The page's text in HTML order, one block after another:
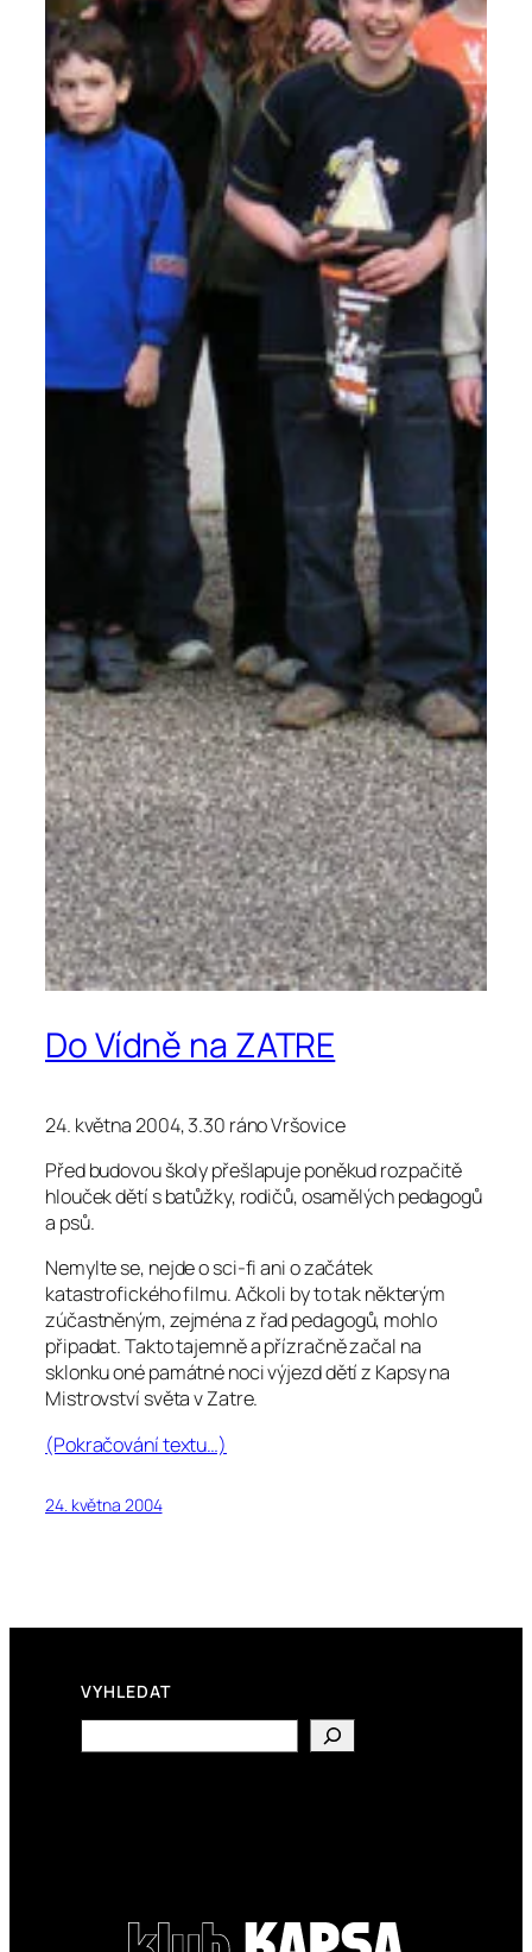
Do Vídně na ZATRE
24. května 2004, 3.30 ráno Vršovice
Před budovou školy přešlapuje poněkud rozpačitě
hlouček dětí s batůžky, rodičů, osamělých pedagogů
a psů.
Nemylte se, nejde o sci-fi ani o začátek
katastrofického filmu. Ačkoli by to tak některým
zúčastněným, zejména z řad pedagogů, mohlo
připadat. Takto tajemně a přízračně začal na
sklonku oné památné noci výjezd dětí z Kapsy na
Mistrovství světa v Zatre.
(Pokračování textu…)
24. května 2004
VYHLEDAT